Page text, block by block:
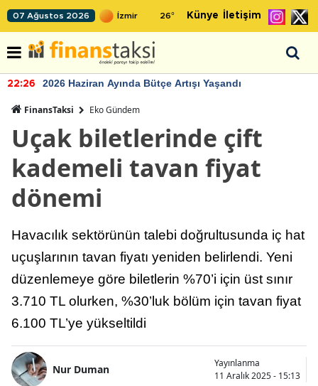
07 Ağustos 2026 26° Künye İletişim
22:26 2026 Haziran Ayında Bütçe Artışı Yaşandı
FinansTaksi Eko Gündem
Uçak biletlerinde çift
kademeli tavan fiyat
dönemi
Havacılık sektörünün talebi doğrultusunda iç hat
uçuşlarının tavan fiyatı yeniden belirlendi. Yeni
düzenlemeye göre biletlerin %70’i için üst sınır
3.710 TL olurken, %30’luk bölüm için tavan fiyat
6.100 TL’ye yükseltildi
Nur Duman
Yayınlanma
11 Aralık 2025 - 15:13